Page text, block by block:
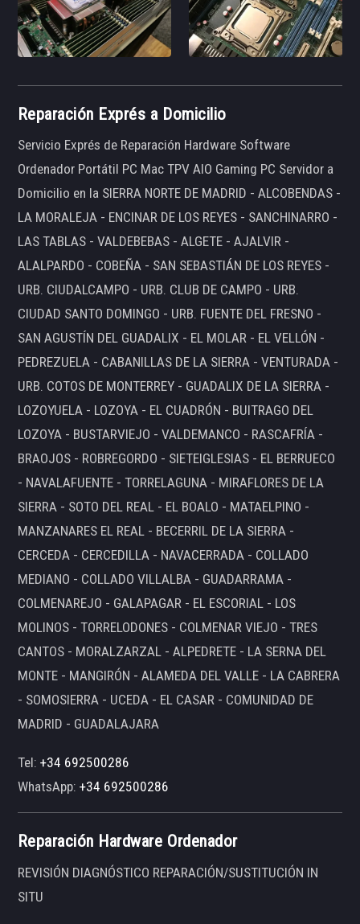
Reparación Exprés a Domicilio
Servicio Exprés de Reparación Hardware Software
Ordenador Portátil PC Mac TPV AIO Gaming PC Servidor a
Domicilio en la SIERRA NORTE DE MADRID - ALCOBENDAS -
LA MORALEJA - ENCINAR DE LOS REYES - SANCHINARRO -
LAS TABLAS - VALDEBEBAS - ALGETE - AJALVIR -
ALALPARDO - COBEÑA - SAN SEBASTIÁN DE LOS REYES -
URB. CIUDALCAMPO - URB. CLUB DE CAMPO - URB.
CIUDAD SANTO DOMINGO - URB. FUENTE DEL FRESNO -
SAN AGUSTÍN DEL GUADALIX - EL MOLAR - EL VELLÓN -
PEDREZUELA - CABANILLAS DE LA SIERRA - VENTURADA -
URB. COTOS DE MONTERREY - GUADALIX DE LA SIERRA -
LOZOYUELA - LOZOYA - EL CUADRÓN - BUITRAGO DEL
LOZOYA - BUSTARVIEJO - VALDEMANCO - RASCAFRÍA -
BRAOJOS - ROBREGORDO - SIETEIGLESIAS - EL BERRUECO
- NAVALAFUENTE - TORRELAGUNA - MIRAFLORES DE LA
SIERRA - SOTO DEL REAL - EL BOALO - MATAELPINO -
MANZANARES EL REAL - BECERRIL DE LA SIERRA -
CERCEDA - CERCEDILLA - NAVACERRADA - COLLADO
MEDIANO - COLLADO VILLALBA - GUADARRAMA -
COLMENAREJO - GALAPAGAR - EL ESCORIAL - LOS
MOLINOS - TORRELODONES - COLMENAR VIEJO - TRES
CANTOS - MORALZARZAL - ALPEDRETE - LA SERNA DEL
MONTE - MANGIRÓN - ALAMEDA DEL VALLE - LA CABRERA
- SOMOSIERRA - UCEDA - EL CASAR - COMUNIDAD DE
MADRID - GUADALAJARA
Tel:+34 692500286
WhatsApp:+34 692500286
Reparación Hardware Ordenador
REVISIÓN DIAGNÓSTICO REPARACIÓN/SUSTITUCIÓN IN
SITU